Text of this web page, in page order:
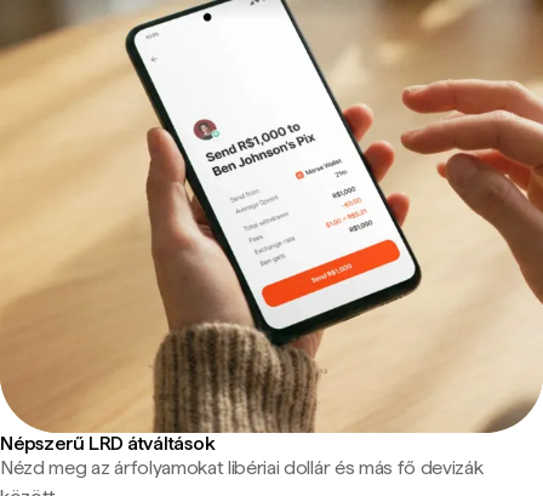
Népszerű LRD átváltások
Nézd meg az árfolyamokat libériai dollár és más fő devizák